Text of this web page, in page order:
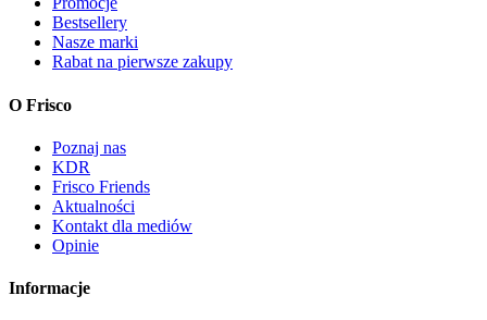
Bestsellery
Nasze marki
Rabat na pierwsze zakupy
O Frisco
Poznaj nas
KDR
Frisco Friends
Aktualności
Kontakt dla mediów
Opinie
Informacje